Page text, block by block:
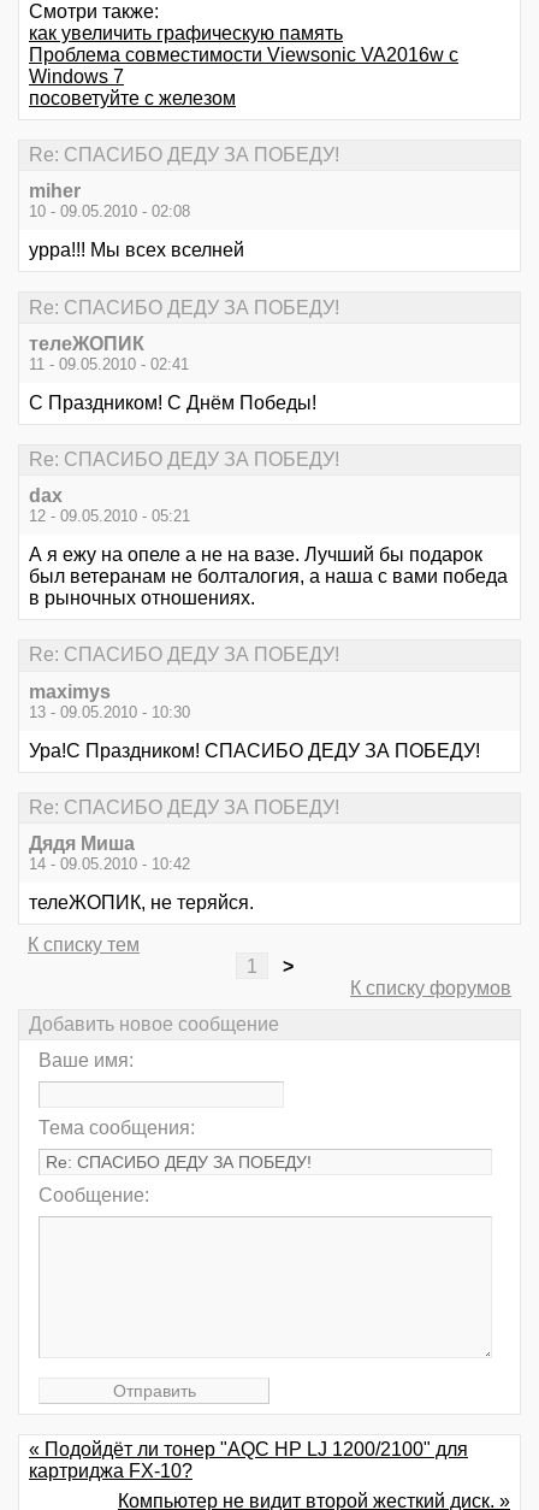
Смотри также:
как увеличить графическую память
Проблема совместимости Viewsonic VA2016w с
Windows 7
посоветуйте с железом
Re: СПАСИБО ДЕДУ ЗА ПОБЕДУ!
miher
10 - 09.05.2010 - 02:08
урра!!! Мы всех вселней
Re: СПАСИБО ДЕДУ ЗА ПОБЕДУ!
телеЖОПИК
11 - 09.05.2010 - 02:41
С Праздником! С Днём Победы!
Re: СПАСИБО ДЕДУ ЗА ПОБЕДУ!
dax
12 - 09.05.2010 - 05:21
А я ежу на опеле а не на вазе. Лучший бы подарок
был ветеранам не болталогия, а наша с вами победа
в рыночных отношениях.
Re: СПАСИБО ДЕДУ ЗА ПОБЕДУ!
maximys
13 - 09.05.2010 - 10:30
Ура!С Праздником! СПАСИБО ДЕДУ ЗА ПОБЕДУ!
Re: СПАСИБО ДЕДУ ЗА ПОБЕДУ!
Дядя Миша
14 - 09.05.2010 - 10:42
телеЖОПИК, не теряйся.
К списку тем
1
>
К списку форумов
Добавить новое сообщение
Ваше имя:
Тема сообщения:
Сообщение:
« Подойдёт ли тонер "AQC HP LJ 1200/2100" для
картриджа FX-10?
Компьютер не видит второй жесткий диск. »